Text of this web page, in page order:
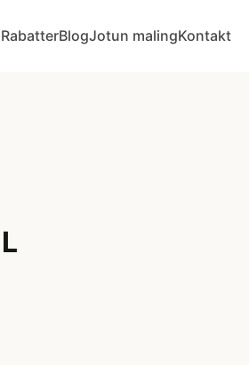
BlogJotun malingKontakt